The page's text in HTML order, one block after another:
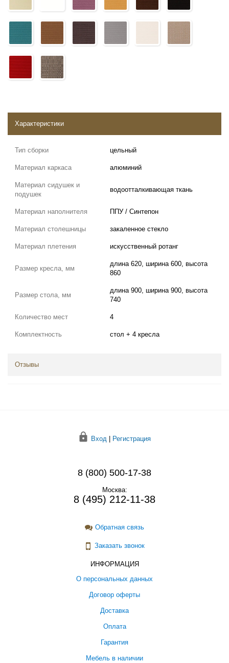
Характеристики
Тип сборки цельный
Материал каркаса алюминий
Материал сидушек и
подушек
водоотталкивающая ткань
Материал наполнителя ППУ / Синтепон
Материал столешницы закаленное стекло
Материал плетения искусственный ротанг
Размер кресла, мм
длина 620, ширина 600, высота
860
Размер стола, мм
длина 900, ширина 900, высота
740
Количество мест 4
Комплектность стол + 4 кресла
Отзывы
Вход Регистрация
8 (800) 500-17-38
Москва:
8 (495) 212-11-38
Обратная связь
Заказать звонок
ИНФОРМАЦИЯ
О персональных данных
Договор оферты
Доставка
Оплата
Гарантия
Мебель в наличии